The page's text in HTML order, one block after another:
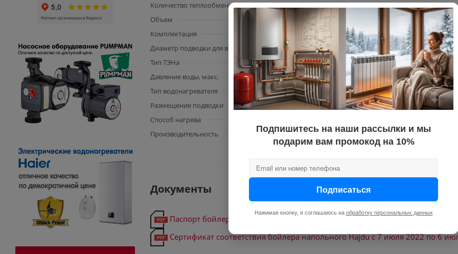
Количество теплообменников
1
Объем
150
Комплектация
Диаметр подводки для воды
3/4
Тип ТЭНа
мокрый
Давление воды, макс.
8
Тип водонагревателя
Размещение подводки
сбоку
Способ нагрева
Производительность
450
Документы
Паспорт бойлера напольного, бойлера настенного Hajdu серии ID S, ID A
Сертификат соответствия бойлера напольного Hajdu с 7 июля 2022 по 6
×
Подпишитесь на наши рассылки и мы
подарим вам промокод на 10%
Подписаться
Нажимая кнопку, я соглашаюсь на обработку персональных данных